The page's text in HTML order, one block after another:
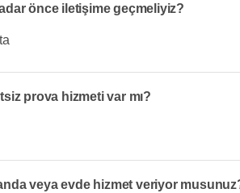
önce iletişime geçmeliyiz?
prova hizmeti var mı?
veya evde hizmet veriyor